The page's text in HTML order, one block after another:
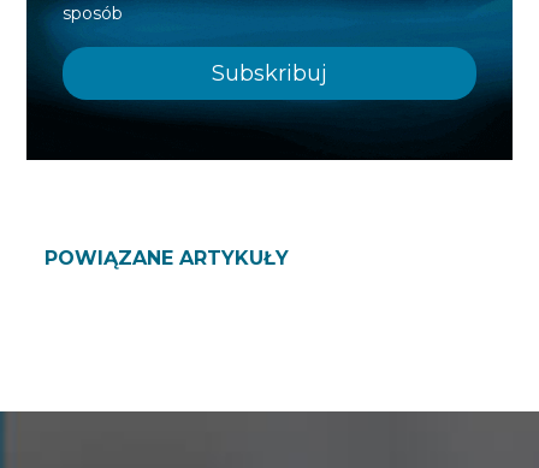
sposób
POWIĄZANE ARTYKUŁY